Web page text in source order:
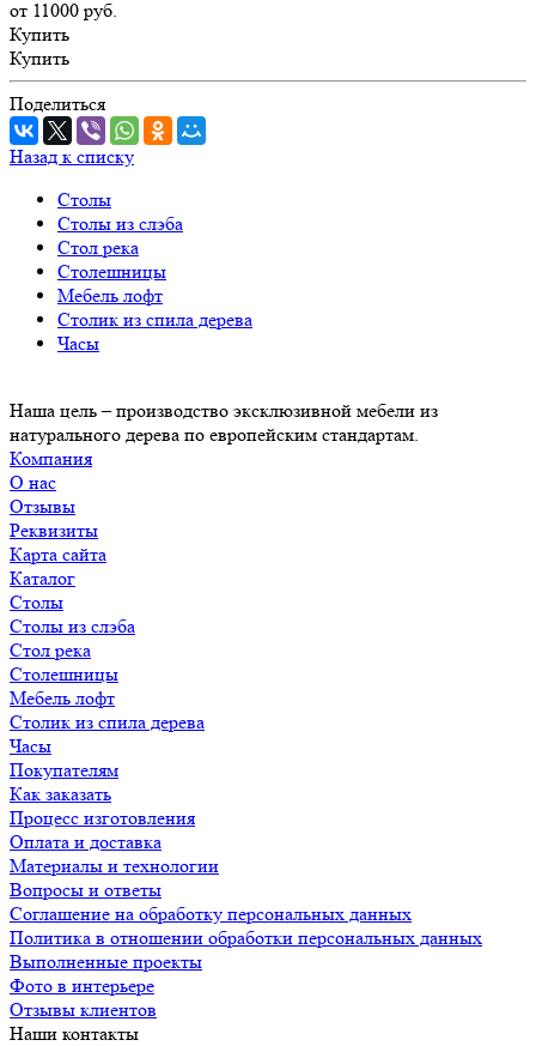
от 11000 руб.
Купить
Купить
Поделиться
Назад к списку
Столы
Столы из слэба
Стол река
Столешницы
Мебель лофт
Столик из спила дерева
Часы
Наша цель – производство эксклюзивной мебели из
натурального дерева по европейским стандартам.
Компания
О нас
Отзывы
Реквизиты
Карта сайта
Каталог
Столы
Столы из слэба
Стол река
Столешницы
Мебель лофт
Столик из спила дерева
Часы
Покупателям
Как заказать
Процесс изготовления
Оплата и доставка
Материалы и технологии
Вопросы и ответы
Соглашение на обработку персональных данных
Политика в отношении обработки персональных данных
Выполненные проекты
Фото в интерьере
Отзывы клиентов
Наши контакты